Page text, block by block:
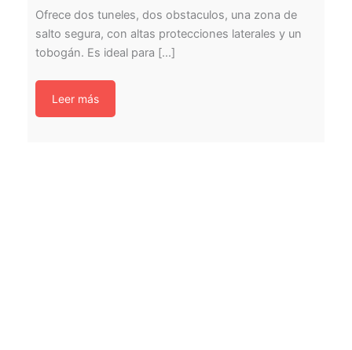
Ofrece dos tuneles, dos obstaculos, una zona de
salto segura, con altas protecciones laterales y un
tobogán. Es ideal para [...]
Leer más